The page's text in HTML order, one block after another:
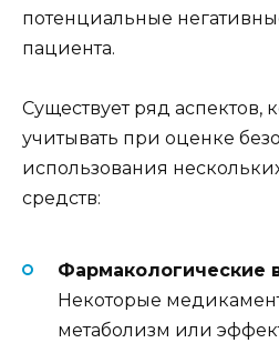
потенциальные
пациента.
Существует ряд аспектов,
учитывать при оценке
использования
средств:
Фармакологические
Некоторые
метаболизм или